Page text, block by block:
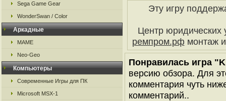
Sega Game Gear
WonderSwan / Color
Аркадные
MAME
Neo-Geo
Компьютеры
Современные Игры для ПК
Microsoft MSX-1
Эту игру
Центр юридических
ремпром.рф монтаж
Понравилась игра
версию обзора. Для
комментария чуть
комментарий..